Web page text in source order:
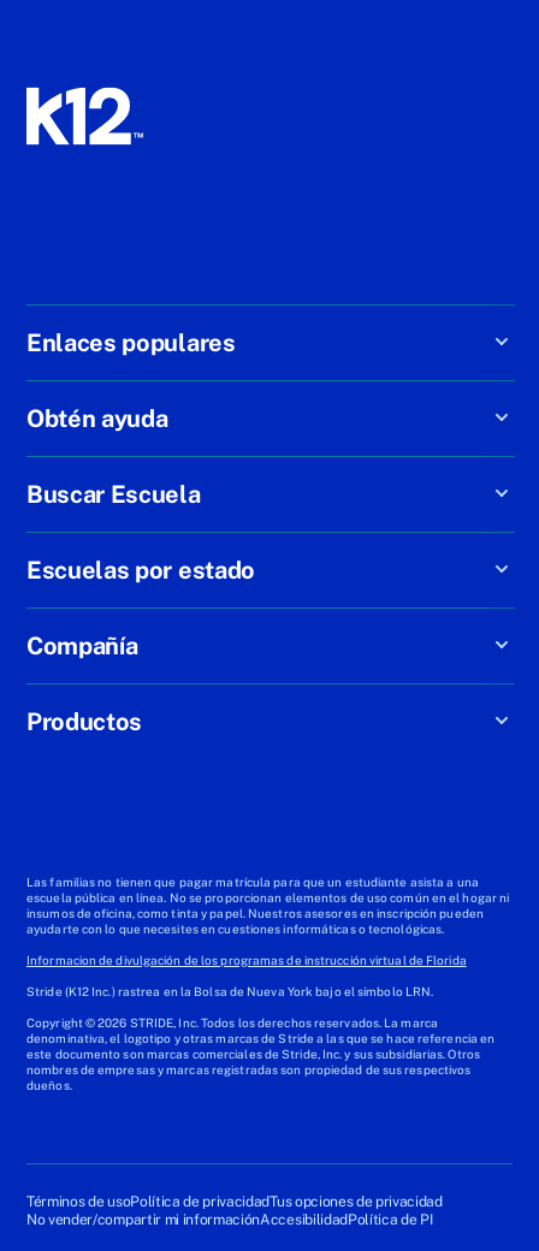
Enlaces populares
Obtén ayuda
Buscar Escuela
Escuelas por estado
Compañía
Productos
Las familias no tienen que pagar matrícula para que un estudiante asista a una
escuela pública en línea. No se proporcionan elementos de uso común en el hogar ni
insumos de oficina, como tinta y papel. Nuestros asesores en inscripción pueden
ayudarte con lo que necesites en cuestiones informáticas o tecnológicas.
Informacion de divulgación de los programas de instrucción virtual de Florida
Stride (K12 Inc.) rastrea en la Bolsa de Nueva York bajo el símbolo LRN.
Copyright © 2026 STRIDE, Inc. Todos los derechos reservados. La marca
denominativa, el logotipo y otras marcas de Stride a las que se hace referencia en
este documento son marcas comerciales de Stride, Inc. y sus subsidiarias. Otros
nombres de empresas y marcas registradas son propiedad de sus respectivos
dueños.
Términos de usoPolítica de privacidadTus opciones de privacidad
No vender/compartir mi informaciónAccesibilidadPolítica de PI